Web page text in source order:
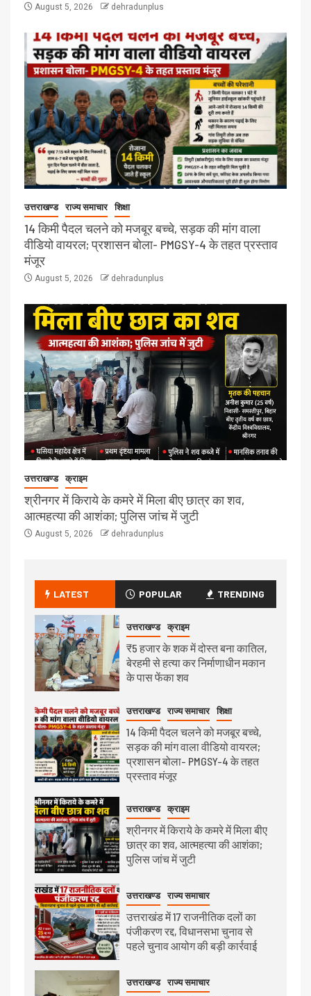
August 5, 2026 dehradunplus
उत्तराखण्ड राज्य समाचार शिक्षा
14 किमी पैदल चलने को मजबूर बच्चे, सड़क की मांग वाला
वीडियो वायरल; प्रशासन बोला- PMGSY-4 के तहत प्रस्ताव
मंजूर
August 5, 2026 dehradunplus
उत्तराखण्ड क्राइम
श्रीनगर में किराये के कमरे में मिला बीए छात्र का शव,
आत्महत्या की आशंका; पुलिस जांच में जुटी
August 5, 2026 dehradunplus
LATEST POPULAR TRENDING
उत्तराखण्ड क्राइम
₹5 हजार के शक में दोस्त बना कातिल,
बेरहमी से हत्या कर निर्माणाधीन मकान
के पास फेंका शव
उत्तराखण्ड राज्य समाचार शिक्षा
14 किमी पैदल चलने को मजबूर बच्चे,
सड़क की मांग वाला वीडियो वायरल;
प्रशासन बोला- PMGSY-4 के तहत
प्रस्ताव मंजूर
उत्तराखण्ड क्राइम
श्रीनगर में किराये के कमरे में मिला बीए
छात्र का शव, आत्महत्या की आशंका;
पुलिस जांच में जुटी
उत्तराखण्ड राज्य समाचार
उत्तराखंड में 17 राजनीतिक दलों का
पंजीकरण रद्द, विधानसभा चुनाव से
पहले चुनाव आयोग की बड़ी कार्रवाई
उत्तराखण्ड राज्य समाचार